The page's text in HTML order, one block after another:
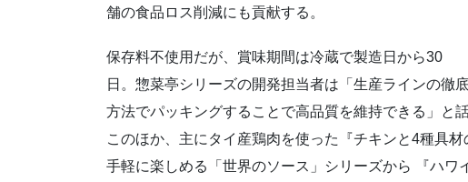
舗の食品ロス削減にも貢献する。
保存料不使用だが、賞味期間は冷蔵で製造日から30
日。惣菜亭シリーズの開発担当者は「生産ラインの徹
方法でパッキングすることで高品質を維持できる」と話
このほか、主にタイ産鶏肉を使った『チキンと4種具
手軽に楽しめる「世界のソース」シリーズから 『ハワ